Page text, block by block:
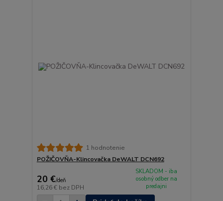
1 hodnotenie
POŽIČOVŇA-Klincovačka DeWALT DCN692
20 €/deň
16,26 € bez DPH
SKLADOM - iba
osobný odber na
predajni